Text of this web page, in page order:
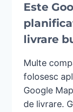
Este
livrare
Multe
folosesc
Google
de livrare.